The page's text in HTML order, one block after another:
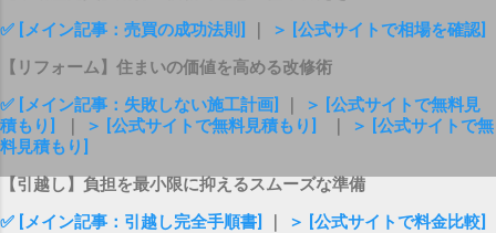
✅ [メイン記事：売買の成功法則]
＞ [公式サイトで相場を確認]
【リフォーム】住まいの価値を高める改修術
✅ [メイン記事：失敗しない施工計画]
＞ [公式サイトで無料見
積もり]
＞ [公式サイトで無料見積もり]
＞ [公式サイトで無
料見積もり]
【引越し】負担を最小限に抑えるスムーズな準備
✅ [メイン記事：引越し完全手順書]
＞ [公式サイトで料金比較]